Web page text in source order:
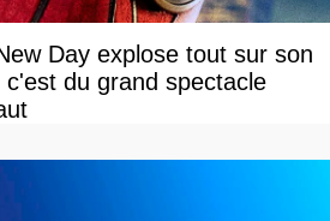
Day explose tout sur son
du grand spectacle